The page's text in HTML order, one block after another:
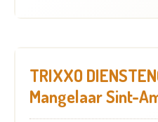
TRIXXO
Mangelaar Sint-